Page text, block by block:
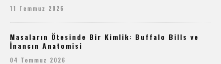
11 Temmuz 2026
Masaların Ötesinde Bir Kimlik: Buffalo Bills ve
İnancın Anatomisi
04 Temmuz 2026